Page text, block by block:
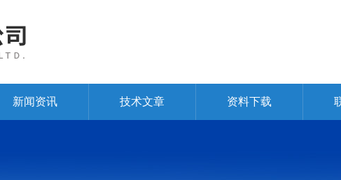
新闻资讯 技术文章 资料下载